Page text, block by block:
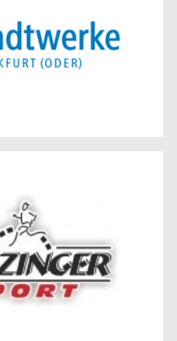
Frankfurt (Oder)
Straße 195
(Oder)
Sport
Straße 186
(Oder)
Website